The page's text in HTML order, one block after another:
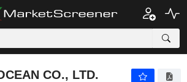
CO., LTD.